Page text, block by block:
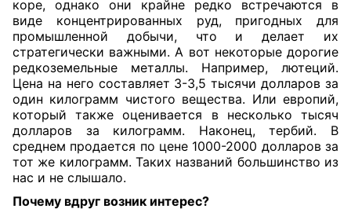
коре, однако они крайне редко встречаются в
виде концентрированных руд, пригодных для
промышленной добычи, что и делает их
стратегически важными. А вот некоторые дорогие
редкоземельные металлы. Например, лютеций.
Цена на него составляет 3-3,5 тысячи долларов за
один килограмм чистого вещества. Или европий,
который также оценивается в несколько тысяч
долларов за килограмм. Наконец, тербий. В
среднем продается по цене 1000-2000 долларов за
тот же килограмм. Таких названий большинство из
нас и не слышало.
Почему вдруг возник интерес?